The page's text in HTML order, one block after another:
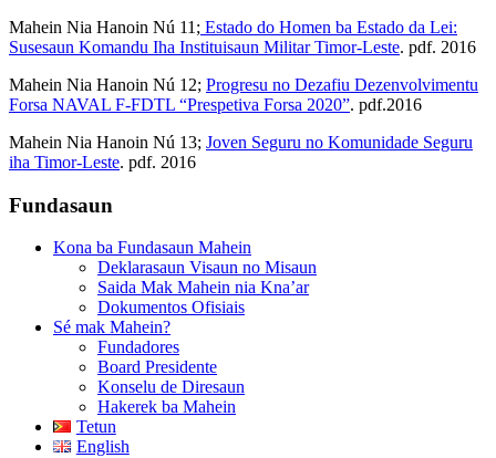
Mahein Nia Hanoin Nú 11; Estado do Homen ba Estado da Lei:
Susesaun Komandu Iha Instituisaun Militar Timor-Leste. pdf. 2016
Mahein Nia Hanoin Nú 12; Progresu no Dezafiu Dezenvolvimentu
Forsa NAVAL F-FDTL “Prespetiva Forsa 2020”. pdf.2016
Mahein Nia Hanoin Nú 13; Joven Seguru no Komunidade Seguru
iha Timor-Leste. pdf. 2016
Fundasaun
Kona ba Fundasaun Mahein
Deklarasaun Visaun no Misaun
Saida Mak Mahein nia Kna’ar
Dokumentos Ofisiais
Sé mak Mahein?
Fundadores
Board Presidente
Konselu de Diresaun
Hakerek ba Mahein
Tetun
English